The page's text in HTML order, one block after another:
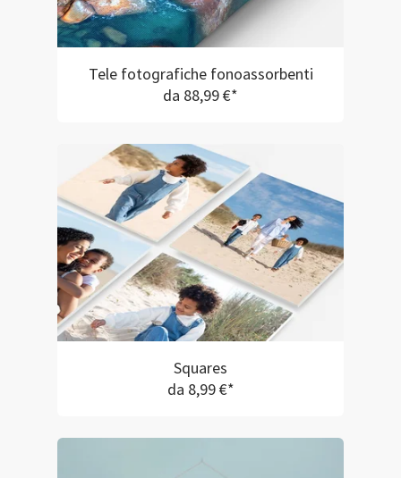
Tele fotografiche fonoassorbenti
da 88,99 €*
Squares
da 8,99 €*